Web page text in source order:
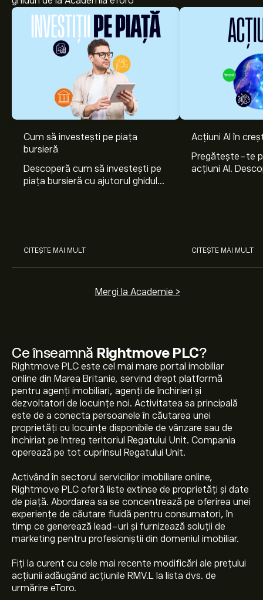
Ce înseamnă Rightmove PLC?
Rightmove PLC este cel mai mare portal imobiliar
online din Marea Britanie, servind drept platformă
pentru agenți imobiliari, agenți de închirieri și
dezvoltatori de locuințe noi. Activitatea sa principală
este de a conecta persoanele în căutarea unei
proprietăți cu locuințe disponibile de vânzare sau de
închiriat pe întreg teritoriul Regatului Unit. Compania
operează pe tot cuprinsul Regatului Unit.
Activând în sectorul serviciilor imobiliare online,
Rightmove PLC oferă liste extinse de proprietăți și date
de piață. Abordarea sa se concentrează pe oferirea unei
experiențe de căutare fluidă pentru consumatori, în
timp ce generează lead-uri și furnizează soluții de
marketing pentru profesioniștii din domeniul imobiliar.
Fiți la curent cu cele mai recente modificări ale prețului
acțiunii adăugând acțiunile RMV.L la lista dvs. de
urmărire eToro.
Cum să investești pe piața
bursieră
Descoperă cum să investești pe
piața bursieră cu ajutorul ghidului
CITEȘTE MAI MULT
Acțiuni AI în
Pregătește-te
acțiuni AI.
CITEȘTE MAI MULT
Mergi la Academie >